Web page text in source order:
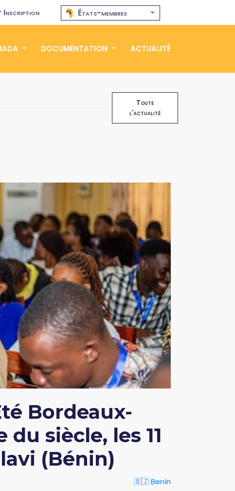
Inscription États-membres
DOCUMENTATION ACTUALITÉ
Toute
l'actualité
Bordeaux-
siècle, les 11
(Bénin)
🇧🇯 Benín